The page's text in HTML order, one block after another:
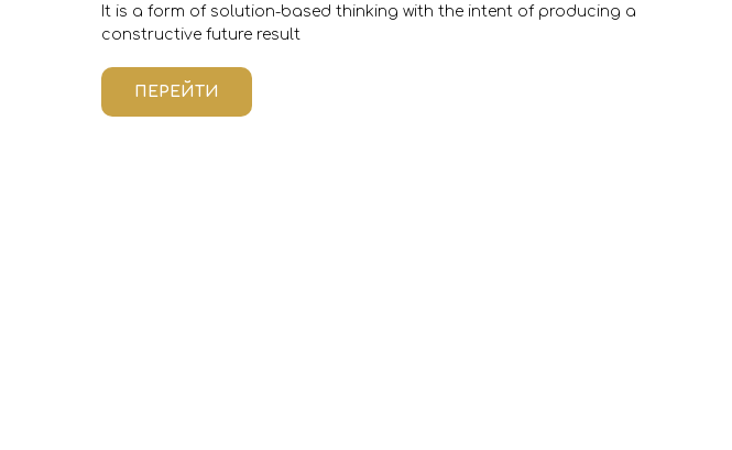
It is a form of solution-based thinking with the intent of producing a
constructive future result
ПЕРЕЙТИ